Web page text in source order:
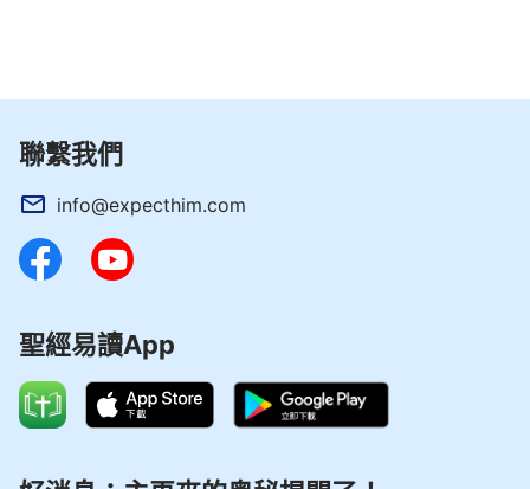
聯繫我們
info@expecthim.com
聖經易讀App